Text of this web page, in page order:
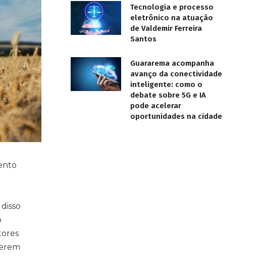
Tecnologia e processo
eletrônico na atuação
de Valdemir Ferreira
Santos
Guararema acompanha
avanço da conectividade
inteligente: como o
debate sobre 5G e IA
pode acelerar
oportunidades na cidade